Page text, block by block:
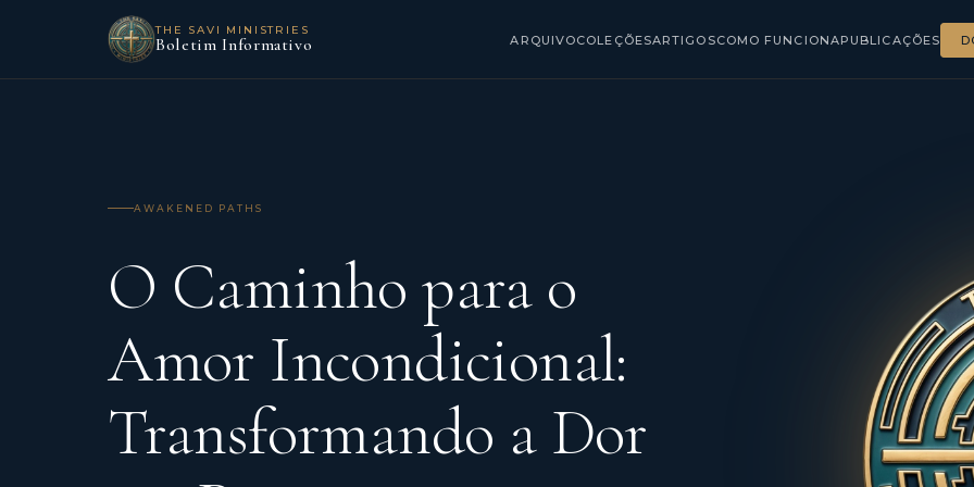
THE SAVI MINISTRIES
Boletim Informativo ARQUIVOCOLEÇÕESARTIGOSCOMO FUNCIONAPUBLICAÇÕES
AWAKENED PATHS
O Caminho para o
Amor Incondicional:
Transformando a Dor